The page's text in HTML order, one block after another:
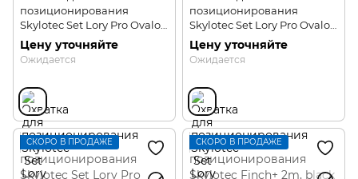
позиционирования
Skylotec Set Lory Pro Ovaloy
Tri/Attack Lory 2m
Цену уточняйте
Ожидается
позиционирования
Skylotec Set Lory Pro Ovaloy
Tri/Attack Lory 3m
Цену уточняйте
Ожидается
СКОРО В ПРОДАЖЕ СКОРО В ПРОДАЖЕ